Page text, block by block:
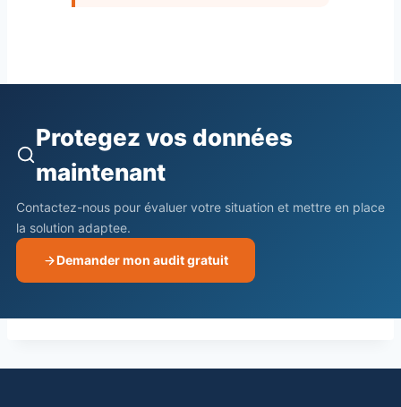
Protegez vos données
maintenant
Contactez-nous pour évaluer votre situation et mettre en place
la solution adaptee.
Demander mon audit gratuit